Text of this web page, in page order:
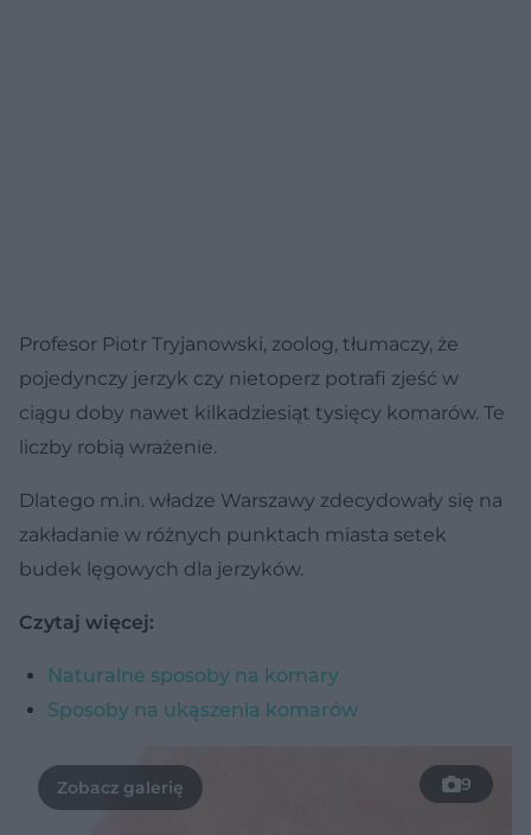
Profesor Piotr Tryjanowski, zoolog, tłumaczy, że
pojedynczy jerzyk czy nietoperz potrafi zjeść w
ciągu doby nawet kilkadziesiąt tysięcy komarów. Te
liczby robią wrażenie.
Dlatego m.in. władze Warszawy zdecydowały się na
zakładanie w różnych punktach miasta setek
budek lęgowych dla jerzyków.
Czytaj więcej:
Naturalne sposoby na komary
Sposoby na ukąszenia komarów
9